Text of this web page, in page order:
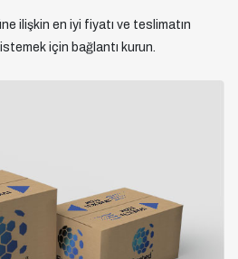
ilişkin en iyi fiyatı ve teslimatın
için bağlantı kurun.